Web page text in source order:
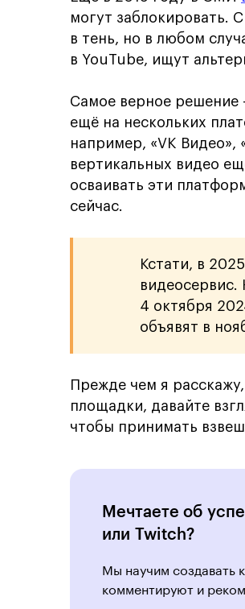
могут заблокировать.
в тень, но в любом
в YouTube, ищут
Самое верное решение
ещё на нескольких
например, «VK Видео»,
вертикальных видео
осваивать эти
сейчас.
Кстати, в
видеосервис.
4 октября
объявят в
Прежде чем я
площадки, давайте
чтобы принимать
Мечтаете об
или Twitch?
Мы научим создавать
комментируют и